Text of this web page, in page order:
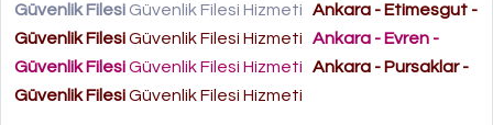
Güvenlik Filesi Güvenlik Filesi Hizmeti
Ankara - Etimesgut -
Güvenlik FilesiGüvenlik Filesi Hizmeti
Ankara - Evren -
Güvenlik FilesiGüvenlik Filesi Hizmeti
Ankara - Pursaklar -
Güvenlik FilesiGüvenlik Filesi Hizmeti